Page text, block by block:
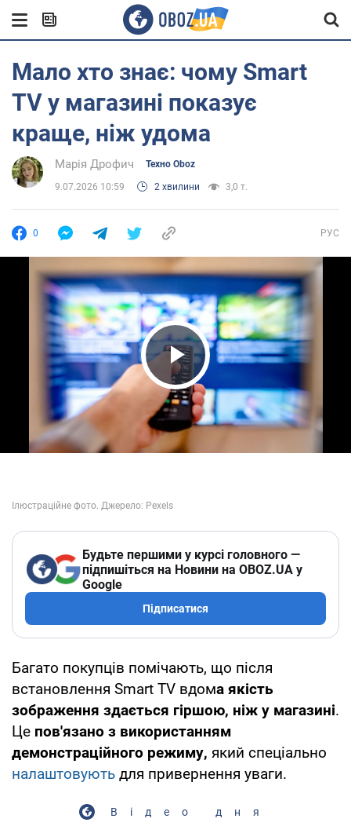
Мало хто знає: чому Smart
TV у магазині показує
краще, ніж удома
Марія Дрофич Техно Oboz
9.07.2026 10:59 2 хвилини 3,0 т.
0 РУС
Play Video
Будьте першими у курсі головного —
підпишіться на Новини на OBOZ.UA у
Google
Підписатися
Багато покупців помічають, що після
встановлення Smart TV вдома якість
зображення здається гіршою, ніж у магазині.
Це пов'язано з використанням
демонстраційного режиму, який спеціально
налаштовують для привернення уваги.
Відео дня